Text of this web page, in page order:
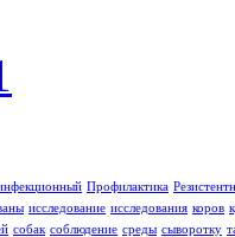
Профилактика
исследование исследования коров
собак соблюдение среды сыворотку